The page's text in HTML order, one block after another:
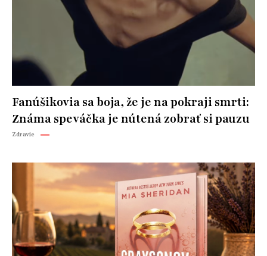
Fanúšikovia sa boja, že je na pokraji smrti:
Známa speváčka je nútená zobrať si pauzu
Zdravie